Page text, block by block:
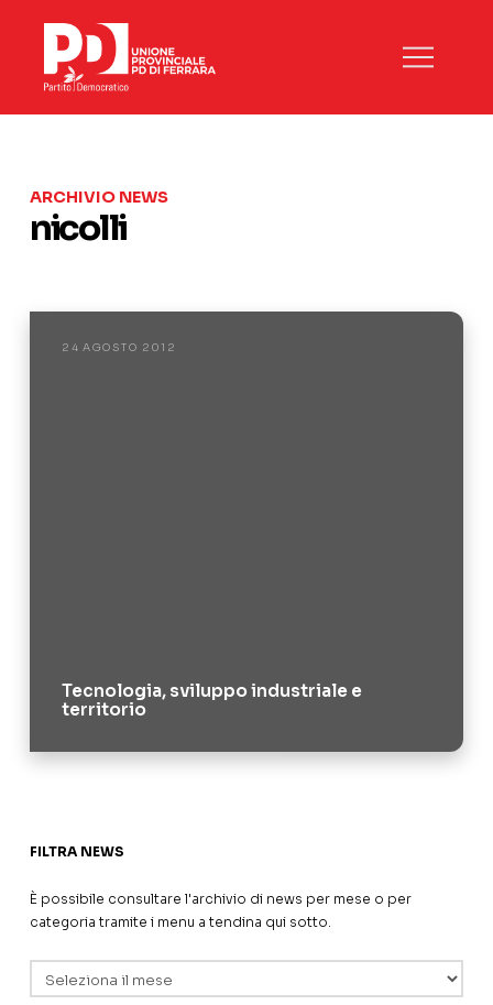
ARCHIVIO NEWS
nicolli
24 AGOSTO 2012
Tecnologia, sviluppo industriale e
territorio
FILTRA NEWS
È possibile consultare l'archivio di news per mese o per
categoria tramite i menu a tendina qui sotto.